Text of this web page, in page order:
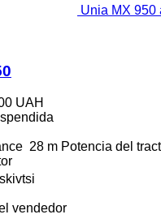
Unia MX 950
UAH
28 m Potencia del
vendedor